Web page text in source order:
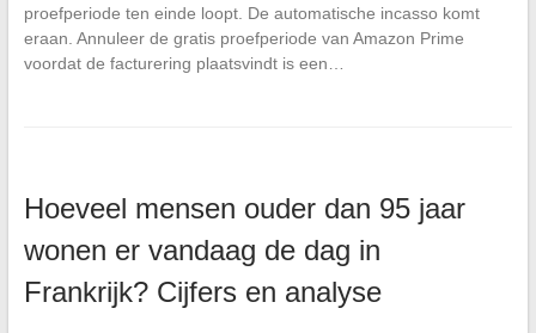
proefperiode ten einde loopt. De automatische incasso komt
eraan. Annuleer de gratis proefperiode van Amazon Prime
voordat de facturering plaatsvindt is een…
Hoeveel mensen ouder dan 95 jaar
wonen er vandaag de dag in
Frankrijk? Cijfers en analyse